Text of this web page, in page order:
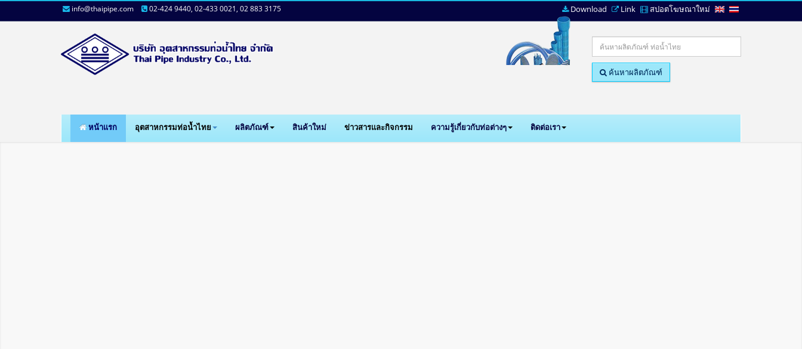
info@thaipipe.com 02-424 9440, 02-433 0021, 02 883 3175 Download Link สปอตโฆษณาใหม่
ค้นหาผลิตภัณฑ์
หน้าแรก อุตสาหกรรมท่อน้ำไทย ผลิตภัณฑ์ สินค้าใหม่ ข่าวสารและกิจกรรม ความรู้เกี่ยวกับท่อต่างๆ ติดต่อเรา